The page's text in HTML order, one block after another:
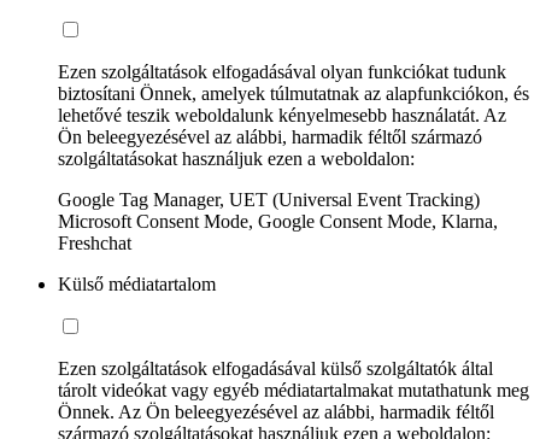
Ezen szolgáltatások elfogadásával olyan funkciókat tudunk
biztosítani Önnek, amelyek túlmutatnak az alapfunkciókon, és
lehetővé teszik weboldalunk kényelmesebb használatát. Az
Ön beleegyezésével az alábbi, harmadik féltől származó
szolgáltatásokat használjuk ezen a weboldalon:
Google Tag Manager, UET (Universal Event Tracking)
Microsoft Consent Mode, Google Consent Mode, Klarna,
Freshchat
Külső médiatartalom
Ezen szolgáltatások elfogadásával külső szolgáltatók által
tárolt videókat vagy egyéb médiatartalmakat mutathatunk meg
Önnek. Az Ön beleegyezésével az alábbi, harmadik féltől
származó szolgáltatásokat használjuk ezen a weboldalon: